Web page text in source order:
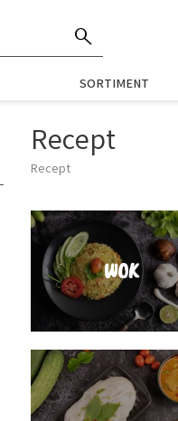
SORTIMENT
Recept
Recept
WOK